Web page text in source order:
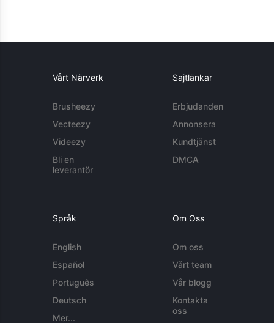
Vårt Närverk
Brusheezy
Vecteezy
Videezy
Bli en
leverantör
Sajtlänkar
Erbjudanden
Annonsera
Kundtjänst
DMCA
Språk
English
Español
Português
Deutsch
Mer...
Om Oss
Om oss
Vårt team
Vår blogg
Kontakta
oss